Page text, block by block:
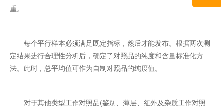
重。
每个平行样本必须满足既定指标，然后才能发布。根据两次测
定结果进行合理性分析后，确定了对照品的纯度和含量标准化方
法。此时，总平均值可作为自制对照品的纯度值。
对于其他类型工作对照品(鉴别、薄层、红外及杂质工作对照